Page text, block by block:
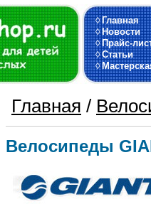
◊Главная
◊Новости
◊Прайс-
◊Статьи
◊
Главная /
Велосипеды